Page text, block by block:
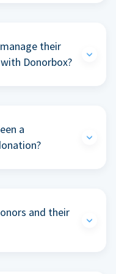
their
Donorbox?
a
and their